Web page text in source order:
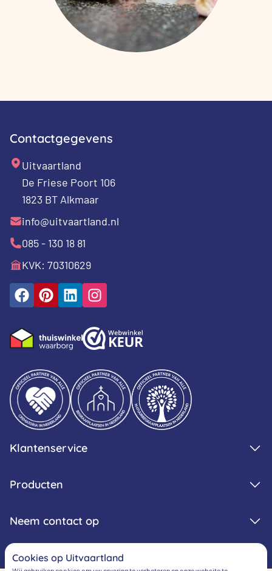
Contactgegevens
Uitvaartland
De Friese Poort 106
1823 BT Alkmaar
info@uitvaartland.nl
085 - 130 18 81
KVK: 70310629
Klantenservice
Producten
Neem contact op
Cookies op Uitvaartland